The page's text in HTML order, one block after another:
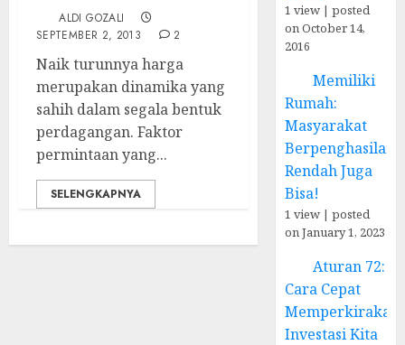
ALDI GOZALI
SEPTEMBER 2, 2013
2
Naik turunnya harga
merupakan dinamika yang
sahih dalam segala bentuk
perdagangan. Faktor
permintaan yang...
SELENGKAPNYA
1 view |posted
on October 14,
2016
Memiliki
Rumah:
Masyarakat
Berpenghasilan
Rendah Juga
Bisa!
1 view |posted
on January 1, 2023
Aturan 72:
Cara Cepat
Memperkirakan
Investasi Kita